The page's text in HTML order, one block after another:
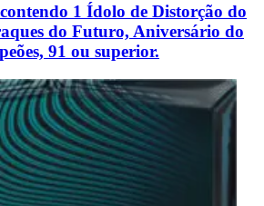
1 Ídolo de Distorção do
do Futuro, Aniversário do
91 ou superior.